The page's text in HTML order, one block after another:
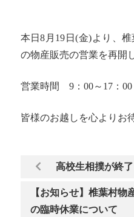
本日8月19日(金)より、
の物産販売の営業を再開
営業時間 9：00～17：00
皆様のお越しを心よりお
高校生相撲が終了
【お知らせ】椎葉村物
の臨時休業について